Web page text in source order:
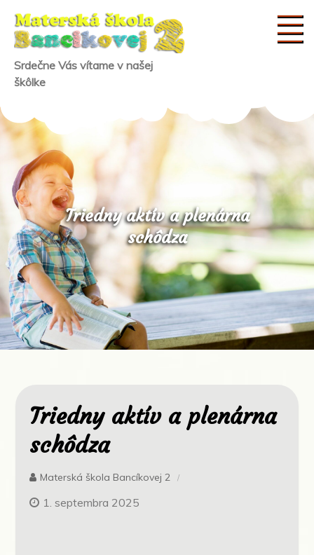
content
Srdečne Vás vítame v našej
škôlke
Triedny aktív a plenárna
schôdza
Triedny aktív a plenárna
schôdza
Materská škola Bancíkovej 2
1. septembra 2025